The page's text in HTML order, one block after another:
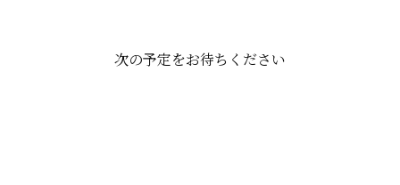
次の予定をお待ちください